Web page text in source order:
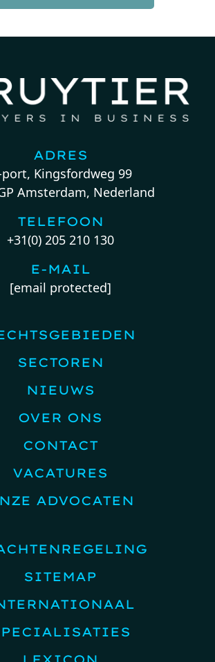
ADRES
port, Kingsfordweg 99
Amsterdam, Nederland
TELEFOON
+31(0) 205 210 130
E-MAIL
[email protected]
SECTOREN
NIEUWS
OVER ONS
CONTACT
VACATURES
ADVOCATEN
SITEMAP